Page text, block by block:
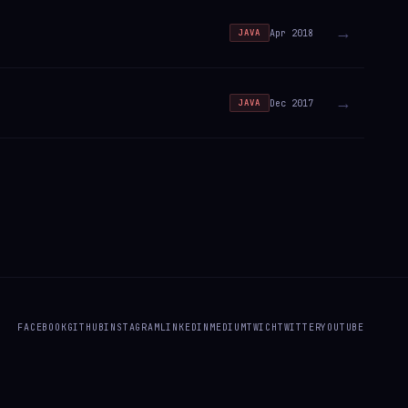
JAVA Apr 2018 →
JAVA Dec 2017 →
FACEBOOKGITHUBINSTAGRAMLINKEDIN MEDIUMTWICHTWITTERYOUTUBE